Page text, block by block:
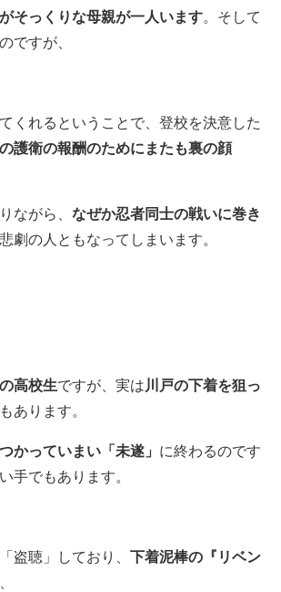
そっくりな母親が一人います。そして
のですが、
くれるということで、登校を決意した
護衛の報酬のためにまたも裏の顔
ながら、 なぜか忍者同士の戦いに巻き
悲劇の人ともなってしまいます。
高校生ですが、実は 川戸の下着を狙っ
あります。
かっていまい「未遂」 に終わるのです
手でもあります。
盗聴」しており、 下着泥棒の『リベン